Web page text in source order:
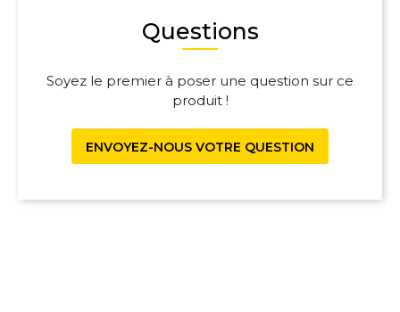
Questions
Soyez le premier à poser une question sur ce
produit !
ENVOYEZ-NOUS VOTRE QUESTION